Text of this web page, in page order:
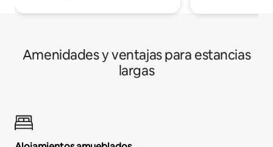
Amenidades y ventajas para estancias
largas